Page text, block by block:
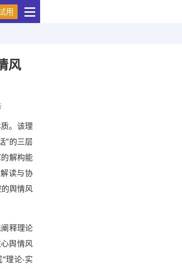
用
风
。该理
”的三层
解构能
读与协
舆情风
释理论
舆情风
理论-实